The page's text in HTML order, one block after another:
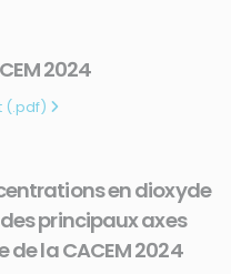
2024
(.pdf)
en dioxyde
principaux axes
de la CACEM 2024